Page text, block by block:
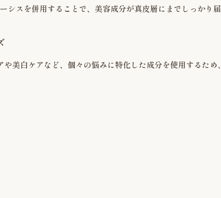
シスを併用することで、美容成分が真皮層にまでしっかり
美白ケアなど、個々の悩みに特化した成分を使用するた